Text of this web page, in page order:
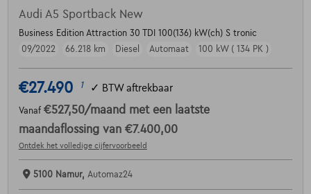
Audi A5 Sportback New
Business Edition Attraction 30 TDI 100(136) kW(ch) S tronic
09/2022
66.218 km Diesel Automaat 100 kW ( 134 PK )
€27.490 1 ✓ BTW aftrekbaar
Vanaf €527,50/maand met een laatste
maandaflossing van €7.400,00
Ontdek het volledige cijfervoorbeeld
5100 Namur, Automaz24